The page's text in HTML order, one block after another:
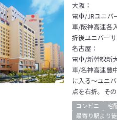
大阪：
電車/JRユニバ
車/阪神高速各
折後ユニバー
名古屋：
電車/新幹線新
車/名神高速豊
に入る～ユニ
点を右折。そ
コンビニ 宅
最寄り駅より